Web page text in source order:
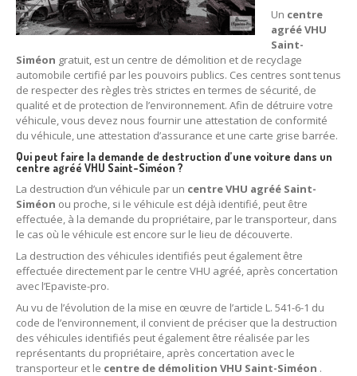
91– Essonne
89– Yonne
60– Oise
51– Marne
45 – Loiret
28 – Eure-et-Loir
27– Eure
02 – Aisne
Tousles secteurs
CENTRE VHU AGRÉE
Un centre
agréé VHU
Saint-
Siméon gratuit, est un centre de démolition et de recyclage
automobile certifié par les pouvoirs publics. Ces centres sont tenus
de respecter des règles très strictes en termes de sécurité, de
qualité et de protection de l’environnement. Afin de détruire votre
véhicule, vous devez nous fournir une attestation de conformité
du véhicule, une attestation d’assurance et une carte grise barrée.
Qui peut faire la demande de destruction d’une voiture dans un
centre agréé VHU Saint-Siméon ?
La destruction d’un véhicule par un centre VHU agréé Saint-
Siméon ou proche, si le véhicule est déjà identifié, peut être
effectuée, à la demande du propriétaire, par le transporteur, dans
le cas où le véhicule est encore sur le lieu de découverte.
La destruction des véhicules identifiés peut également être
effectuée directement par le centre VHU agréé, après concertation
avec l’Epaviste-pro.
Au vu de l’évolution de la mise en œuvre de l’article L. 541-6-1 du
code de l’environnement, il convient de préciser que la destruction
des véhicules identifiés peut également être réalisée par les
représentants du propriétaire, après concertation avec le
transporteur et le centre de démolition VHU Saint-Siméon .